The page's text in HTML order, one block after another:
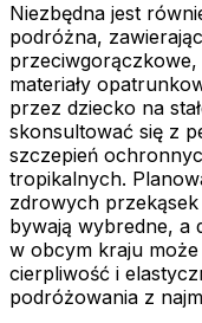
Niezbędna jest
podróżna,
przeciwgorączkowe,
materiały
przez dziecko na
skonsultować się z
szczepień
tropikalnych.
zdrowych
bywają wybredne, a
w obcym kraju
cierpliwość i
podróżowania z